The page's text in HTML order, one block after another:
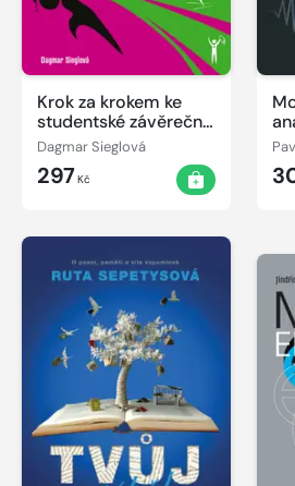
Krok za krokem ke
studentské závěrečné
práci
Dagmar Sieglová
297Kč